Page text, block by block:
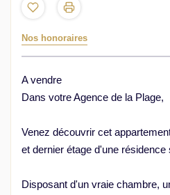
Nos honoraires
A vendre
Dans votre Agence de la Plage,
Venez découvrir cet
et dernier étage d'une résidence
Disposant d'un vraie chambre,